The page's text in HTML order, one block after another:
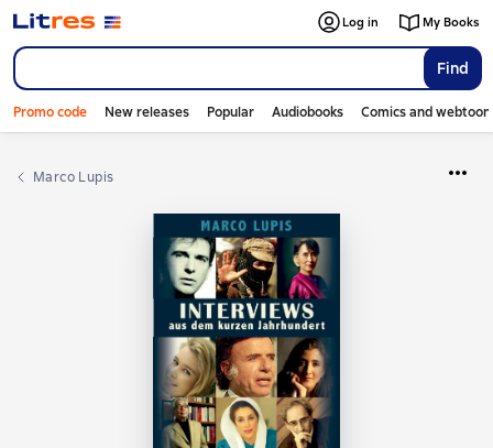
Find
Log in My Books
Promo code New releases Popular Audiobooks Comics and
Marco Lupis